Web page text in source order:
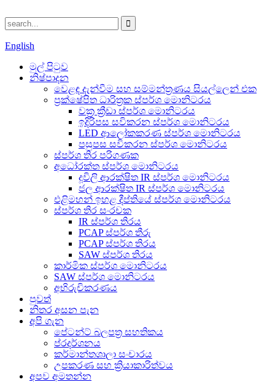
English
මුල් පිටුව
නිෂ්පාදන
වෙළඳ දැන්වීම සහ සම්මන්ත්‍රණය සියල්ලෙන් එක
ප්‍රක්ෂේපිත ධාරිත්‍රක ස්පර්ශ මොනිටරය
වක්‍ර ක්‍රීඩා ස්පර්ශ මොනිටරය
ඉදිරිපස සවිකරන ස්පර්ශ මොනිටරය
LED ආලෝකකරණ ස්පර්ශ මොනිටරය
පසුපස සවිකරන ස්පර්ශ මොනිටරය
ස්පර්ශ තිර පරිගණක
අධෝරක්ත ස්පර්ශ මොනිටරය
දූවිලි ආරක්ෂිත IR ස්පර්ශ මොනිටරය
ජල ආරක්ෂිත IR ස්පර්ශ මොනිටරය
එළිමහන් ඉහළ දීප්තියේ ස්පර්ශ මොනිටරය
ස්පර්ශ තිර සංරචක
IR ස්පර්ශ තිරය
PCAP ස්පර්ශ තීරු
PCAP ස්පර්ශ තිරය
SAW ස්පර්ශ තිරය
කාර්මික ස්පර්ශ මොනිටරය
SAW ස්පර්ශ මොනිටරය
අභිරුචිකරණය
පුවත්
නිතර අසන පැන
අපි ගැන
පේටන්ට් බලපත්‍ර සහතිකය
ප්රදර්ශනය
කර්මාන්තශාලා සංචාරය
උපකරණ සහ ක්‍රියාකාරිත්වය
අපව අමතන්න